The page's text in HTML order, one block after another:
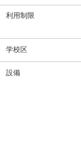
利用制限
学校区
設備